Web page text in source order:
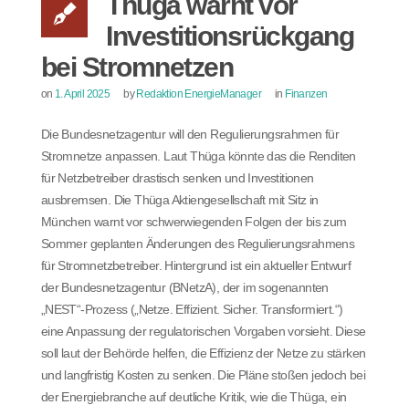
Investitionsrückgang
bei Stromnetzen
on 1. April 2025 by Redaktion EnergieManager in Finanzen
Die Bundesnetzagentur will den Regulierungsrahmen für
Stromnetze anpassen. Laut Thüga könnte das die Renditen
für Netzbetreiber drastisch senken und Investitionen
ausbremsen. Die Thüga Aktiengesellschaft mit Sitz in
München warnt vor schwerwiegenden Folgen der bis zum
Sommer geplanten Änderungen des Regulierungsrahmens
für Stromnetzbetreiber. Hintergrund ist ein aktueller Entwurf
der Bundesnetzagentur (BNetzA), der im sogenannten
„NEST“-Prozess („Netze. Effizient. Sicher. Transformiert.“)
eine Anpassung der regulatorischen Vorgaben vorsieht. Diese
soll laut der Behörde helfen, die Effizienz der Netze zu stärken
und langfristig Kosten zu senken. Die Pläne stoßen jedoch bei
der Energiebranche auf deutliche Kritik, wie die Thüga, ein